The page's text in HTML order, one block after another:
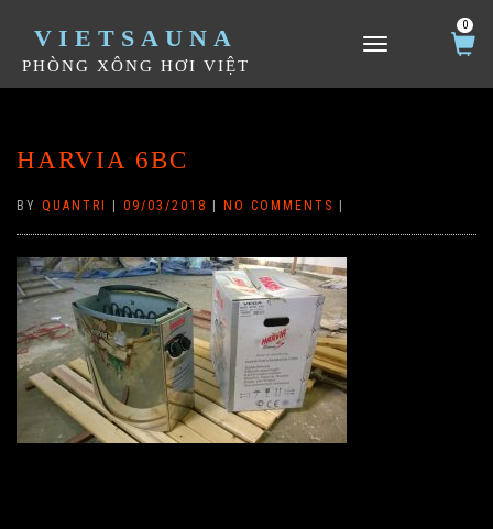
VIETSAUNA
PHÒNG XÔNG HƠI VIỆT
TOGGLE NAVIGATION
0
HARVIA 6BC
BY QUANTRI 09/03/2018 NO COMMENTS